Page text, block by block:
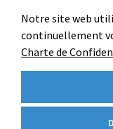
Notre site web
continuellement
Charte de